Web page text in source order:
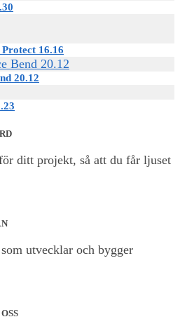
16.16
20.12
ditt projekt, så att du får ljuset
utvecklar och bygger